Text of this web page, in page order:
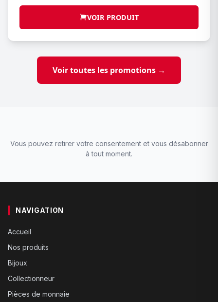
VOIR PRODUIT
Voir toutes les promotions →
Vous pouvez retirer votre consentement et vous désabonner
à tout moment.
NAVIGATION
Accueil
Nos produits
Bijoux
Collectionneur
Pièces de monnaie